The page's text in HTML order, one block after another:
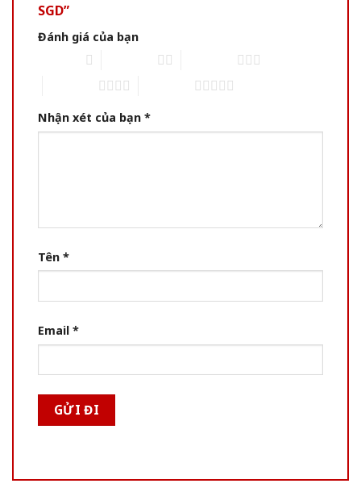
SGD”
Đánh giá của bạn
Nhận xét của bạn *
Tên *
Email *